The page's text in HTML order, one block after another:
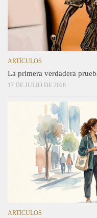
ARTÍCULOS
La primera verdadera
17 DE JULIO DE 2026
ARTÍCULOS